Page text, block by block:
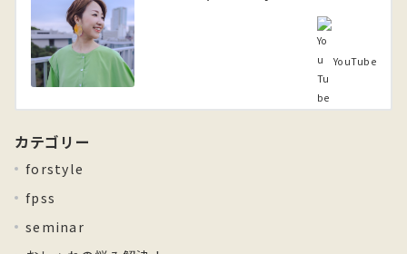
YouTube
カテゴリー
forstyle
fpss
seminar